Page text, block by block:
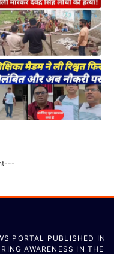
PORTAL PUBLISHED IN
AWARENESS IN THE